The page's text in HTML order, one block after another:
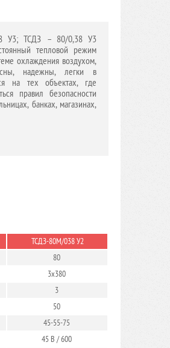
У3; ТСДЗ – 80/0,38 У3
тепловой режим
охлаждения воздухом,
надежны, легки в
на тех объектах, где
правил безопасности
банках, магазинах,
ТСДЗ-80М/038 У2
80
3х380
3
50
45-55-75
45 В / 600